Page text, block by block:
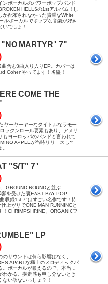
ンボーカルのパワーポップバンド
HELLSの1stアルバム！し
か配布されなかった貴重なWhite
ルボーカルでポップな音楽が好き
いでしょ！
"NO MARTYR" 7"
含む3曲入り入りEP。カバーは
Cohenやってます！名盤！
COME THE
ヤーヤーヤーなタイトルなラモー
ックンロール要素もあり、アメリ
もヨーロッパのバンドと言われて
APPLEが当時リリースして
"S/T" 7"
GROUND ROUNDと並ぶ
を受けた裏EAST BAY POP
収録1st 7"はすごい名作です！特
上がりでONE MAN RUNNINGと
！CHRIMPSHRINE、ORGANICフ
LP
のサウンドは何ら影響はなく、
APARTな極上のメロディックパ
。ボーカルが歌えるので、本当に
わかる。疾走感も申し分ないとき
ない訳ないっしょ？！